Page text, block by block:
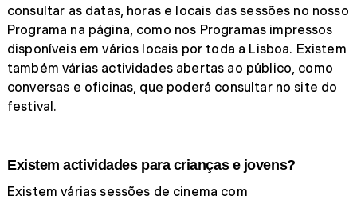
consultar as datas, horas e locais das sessões no nosso
Programa na página, como nos Programas impressos
disponíveis em vários locais por toda a Lisboa. Existem
também várias actividades abertas ao público, como
conversas e oficinas, que poderá consultar no site do
festival.
Existem actividades para crianças e jovens?
Existem várias sessões de cinema com